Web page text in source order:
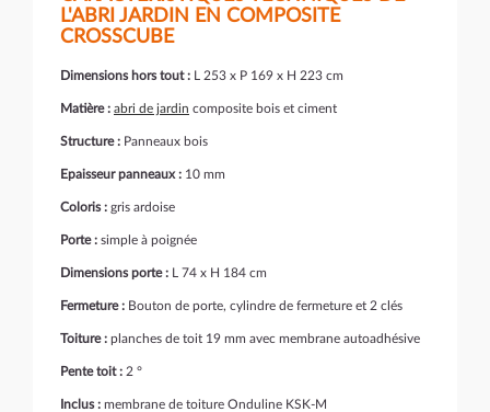
L'ABRI JARDIN EN COMPOSITE
CROSSCUBE
Dimensions hors tout : L 253 x P 169 x H 223 cm
Matière : abri de jardin composite bois et ciment
Structure : Panneaux bois
Epaisseur panneaux : 10 mm
Coloris : gris ardoise
Porte : simple à poignée
Dimensions porte : L 74 x H 184 cm
Fermeture : Bouton de porte, cylindre de fermeture et 2 clés
Toiture : planches de toit 19 mm avec membrane autoadhésive
Pente toit : 2 °
Inclus : membrane de toiture Onduline KSK-M